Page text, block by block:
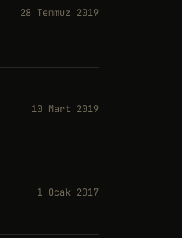
28 Temmuz 2019
10 Mart 2019
1 Ocak 2017